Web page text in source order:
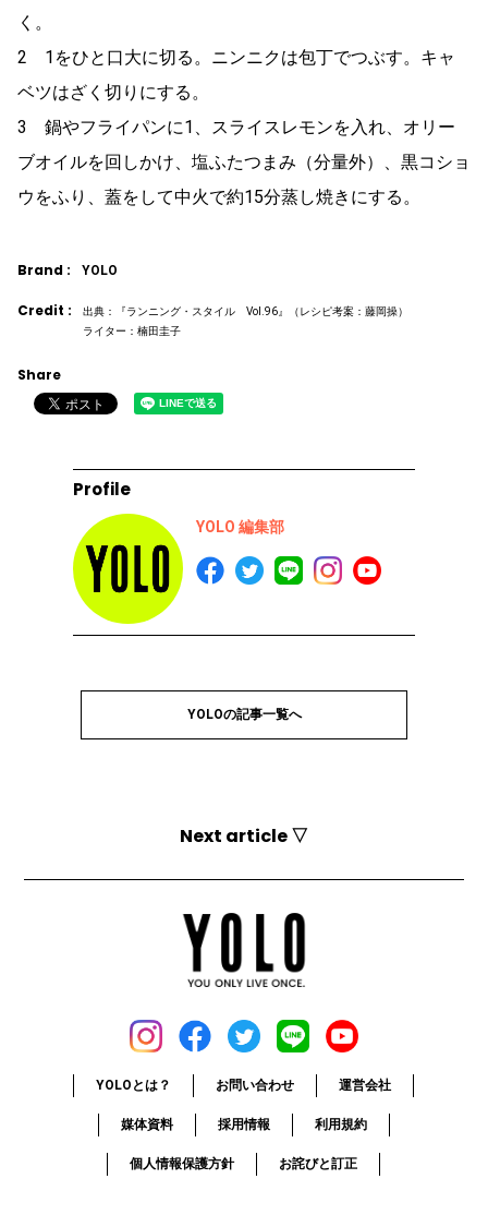
く。
2 1をひと口大に切る。ニンニクは包丁でつぶす。キャ
ベツはざく切りにする。
3 鍋やフライパンに1、スライスレモンを入れ、オリー
ブオイルを回しかけ、塩ふたつまみ（分量外）、黒コショ
ウをふり、蓋をして中火で約15分蒸し焼きにする。
Brand : YOLO
Credit :
出典：『ランニング・スタイル Vol.96』（レシピ考案：藤岡操）
ライター：楠田圭子
Share
Profile
YOLO 編集部
YOLOの記事一覧へ
Next article ▽
YOLOとは？ お問い合わせ 運営会社
媒体資料 採用情報 利用規約
個人情報保護方針 お詫びと訂正